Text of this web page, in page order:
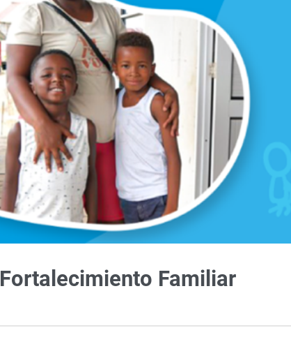
Fortalecimiento Familiar